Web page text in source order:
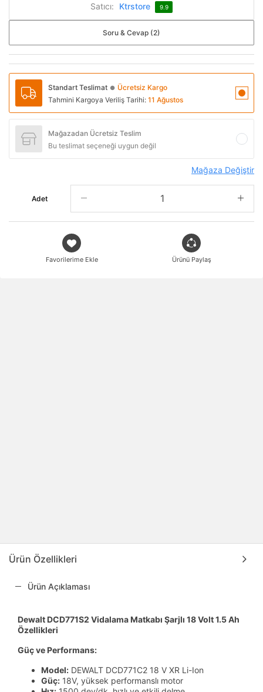
Satıcı: Ktrstore 9.9
Soru & Cevap (2)
Standart Teslimat ● Ücretsiz Kargo
Tahmini Kargoya Veriliş Tarihi: 11 Ağustos
Mağazadan Ücretsiz Teslim
Bu teslimat seçeneği uygun değil
Mağaza Değiştir
Adet
Favorilerime Ekle Ürünü Paylaş
Ürün Özellikleri
Ürün Açıklaması
Dewalt DCD771S2 Vidalama Matkabı Şarjlı 18 Volt 1.5 Ah
Özellikleri
Güç ve Performans:
Model: DEWALT DCD771C2 18 V XR Li-Ion
Güç: 18V, yüksek performanslı motor